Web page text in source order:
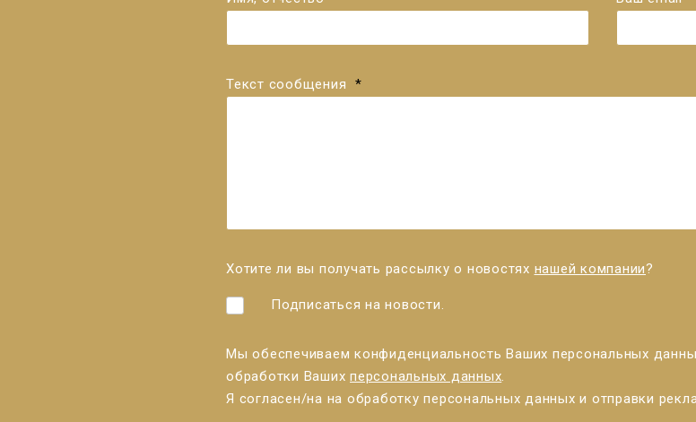
Текст сообщения *
Хотите ли вы получать рассылку о новостях нашей компании?
Подписаться на новости.
Мы обеспечиваем конфиденциальность Ваших персональных
обработки Ваших персональных данных.
Я согласен/нa на обработку персональных данных и отправки